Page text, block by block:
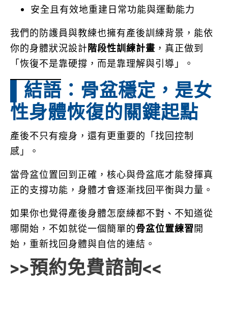
安全且有效地重建日常功能與運動能力
我們的防護員與教練也擁有產後訓練背景，能依
你的身體狀況設計階段性訓練計畫 ，真正做到
「恢復不是靠硬撐，而是靠理解與引導」。
▌結語：骨盆穩定，是女
性身體恢復的關鍵起點
產後不只有瘦身，還有更重要的「找回控制
感」。
當骨盆位置回到正確，核心與骨盆底才能發揮真
正的支撐功能，身體才會逐漸找回平衡與力量。
如果你也覺得產後身體怎麼練都不對、不知道從
哪開始，不如就從一個簡單的骨盆位置練習 開
始，重新找回身體與自信的連結。
>>預約免費諮詢<<